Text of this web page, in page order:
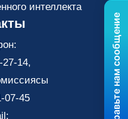
интеллекта
27-14,
07-45
Отправьте нам сообщение